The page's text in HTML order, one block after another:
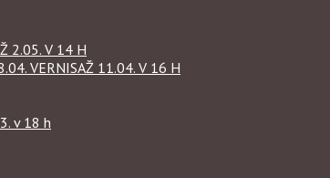
2.05. V 14 H
VERNISAŽ 11.04. V 16 H
v 18 h